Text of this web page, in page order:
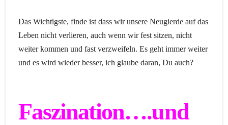
Das Wichtigste, finde ist dass wir unsere Neugierde auf das
Leben nicht verlieren, auch wenn wir fest sitzen, nicht
weiter kommen und fast verzweifeln. Es geht immer weiter
und es wird wieder besser, ich glaube daran, Du auch?
Faszination….und